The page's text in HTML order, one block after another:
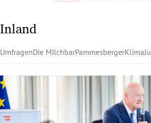
Inland
UmfragenDie MilchbarPammesbergerKlima